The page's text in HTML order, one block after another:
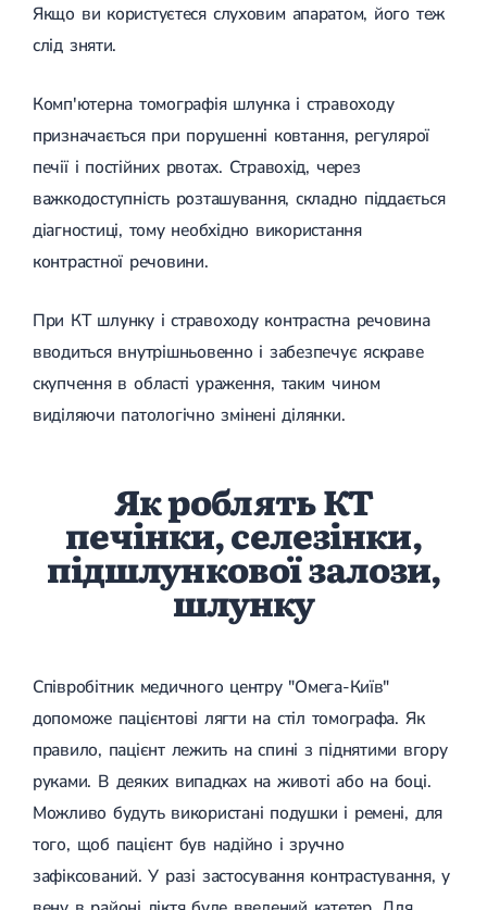
Якщо ви користуєтеся слуховим апаратом, його теж
слід зняти.
Комп'ютерна томографія шлунка і стравоходу
призначається при порушенні ковтання, регулярої
печії і постійних рвотах. Стравохід, через
важкодоступність розташування, складно піддається
діагностиці, тому необхідно використання
контрастної речовини.
При КТ шлунку і стравоходу контрастна речовина
вводиться внутрішньовенно і забезпечує яскраве
скупчення в області ураження, таким чином
виділяючи патологічно змінені ділянки.
Як роблять КТ
печінки, селезінки,
підшлункової залози,
шлунку
Співробітник медичного центру "Омега-Київ"
допоможе пацієнтові лягти на стіл томографа. Як
правило, пацієнт лежить на спині з піднятими вгору
руками. В деяких випадках на животі або на боці.
Можливо будуть використані подушки і ремені, для
того, щоб пацієнт був надійно і зручно
зафіксований. У разі застосування контрастування, у